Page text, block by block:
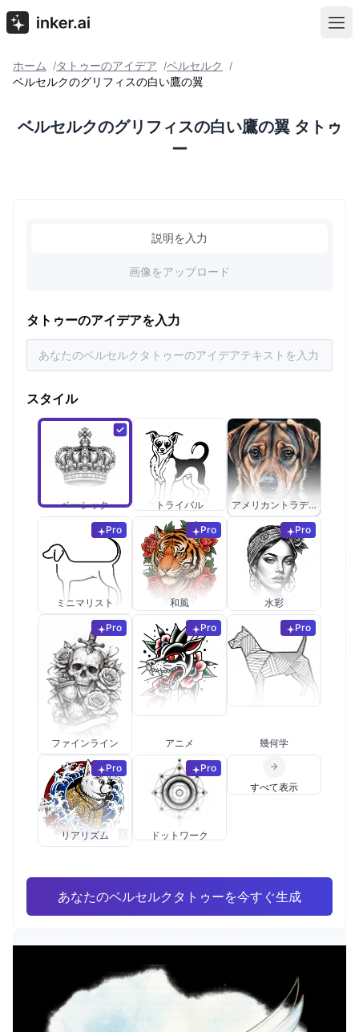
ホーム /タトゥーのアイデア /ベルセルク /
ベルセルクのグリフィスの白い鷹の翼
ベルセルクのグリフィスの白い鷹の翼 タトゥ
ー
説明を入力
画像をアップロード
タトゥーのアイデアを入力
スタイル
ベーシック トライバル アメリカントラディショナル
Pro
ミニマリスト
Pro
和風
Pro
水彩
Pro
ファインライン
Pro
アニメ
Pro
幾何学
Pro
リアリズム
Pro
ドットワーク
すべて表示
あなたのベルセルクタトゥーを今すぐ生成